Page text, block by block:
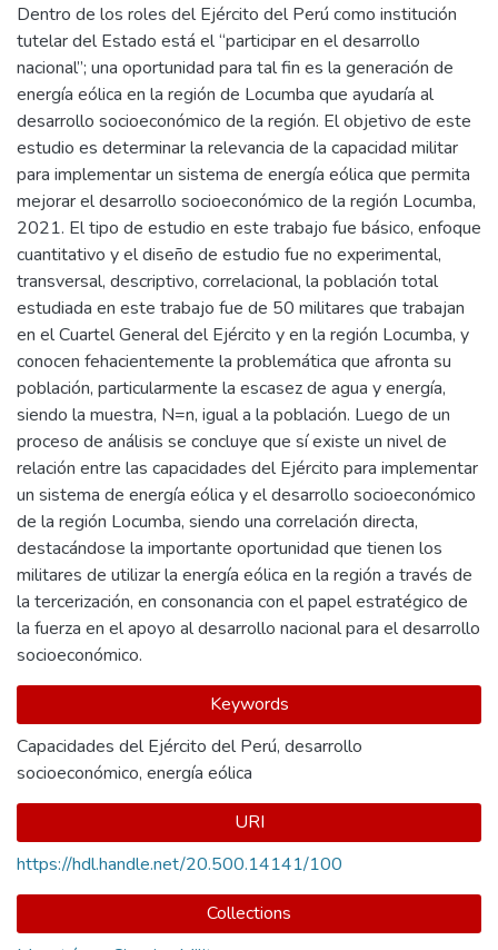
Dentro de los roles del Ejército del Perú como institución
tutelar del Estado está el “participar en el desarrollo
nacional”; una oportunidad para tal fin es la generación de
energía eólica en la región de Locumba que ayudaría al
desarrollo socioeconómico de la región. El objetivo de este
estudio es determinar la relevancia de la capacidad militar
para implementar un sistema de energía eólica que permita
mejorar el desarrollo socioeconómico de la región Locumba,
2021. El tipo de estudio en este trabajo fue básico, enfoque
cuantitativo y el diseño de estudio fue no experimental,
transversal, descriptivo, correlacional, la población total
estudiada en este trabajo fue de 50 militares que trabajan
en el Cuartel General del Ejército y en la región Locumba, y
conocen fehacientemente la problemática que afronta su
población, particularmente la escasez de agua y energía,
siendo la muestra, N=n, igual a la población. Luego de un
proceso de análisis se concluye que sí existe un nivel de
relación entre las capacidades del Ejército para implementar
un sistema de energía eólica y el desarrollo socioeconómico
de la región Locumba, siendo una correlación directa,
destacándose la importante oportunidad que tienen los
militares de utilizar la energía eólica en la región a través de
la tercerización, en consonancia con el papel estratégico de
la fuerza en el apoyo al desarrollo nacional para el desarrollo
socioeconómico.
Keywords
Capacidades del Ejército del Perú, desarrollo
socioeconómico, energía eólica
URI
https://hdl.handle.net/20.500.14141/100
Collections